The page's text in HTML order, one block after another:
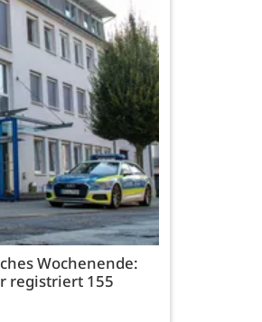
Wochenende:
registriert 155